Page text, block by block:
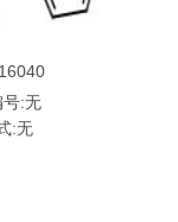
号:无
:无